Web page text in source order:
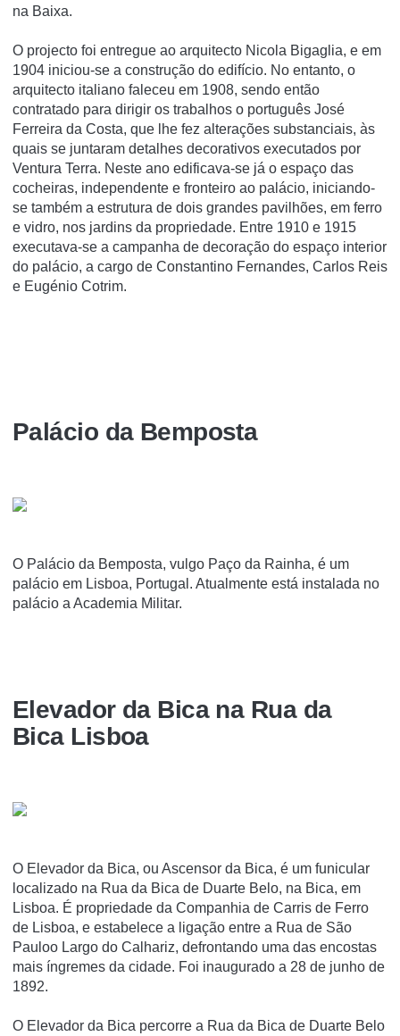
na Baixa.
O projecto foi entregue ao arquitecto Nicola Bigaglia, e em
1904 iniciou-se a construção do edifício. No entanto, o
arquitecto italiano faleceu em 1908, sendo então
contratado para dirigir os trabalhos o português José
Ferreira da Costa, que lhe fez alterações substanciais, às
quais se juntaram detalhes decorativos executados por
Ventura Terra. Neste ano edificava-se já o espaço das
cocheiras, independente e fronteiro ao palácio, iniciando-
se também a estrutura de dois grandes pavilhões, em ferro
e vidro, nos jardins da propriedade. Entre 1910 e 1915
executava-se a campanha de decoração do espaço interior
do palácio, a cargo de Constantino Fernandes, Carlos Reis
e Eugénio Cotrim.
Palácio da Bemposta
O Palácio da Bemposta, vulgo Paço da Rainha, é um
palácio em Lisboa, Portugal. Atualmente está instalada no
palácio a Academia Militar.
Elevador da Bica na Rua da
Bica Lisboa
O Elevador da Bica, ou Ascensor da Bica, é um funicular
localizado na Rua da Bica de Duarte Belo, na Bica, em
Lisboa. É propriedade da Companhia de Carris de Ferro
de Lisboa, e estabelece a ligação entre a Rua de São
Pauloo Largo do Calhariz, defrontando uma das encostas
mais í­ngremes da cidade. Foi inaugurado a 28 de junho de
1892.
O Elevador da Bica percorre a Rua da Bica de Duarte Belo